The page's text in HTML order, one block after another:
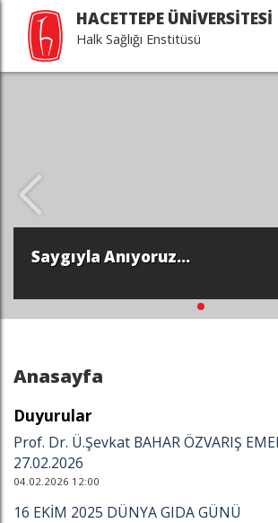
HACETTEPE ÜNİVERSİTESİ
Halk Sağlığı Enstitüsü
Saygıyla Anıyoruz...
Anasayfa
Duyurular
Prof. Dr. Ü.Şevkat BAHAR ÖZVARIŞ
27.02.2026
04.02.2026 12:00
16 EKİM 2025 DÜNYA GIDA GÜNÜ